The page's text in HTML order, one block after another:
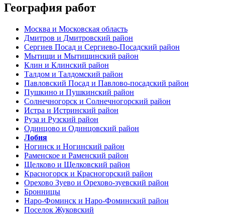
География работ
Москва и Московская область
Дмитров и Дмитровский район
Сергиев Посад и Сергиево-Посадский район
Мытищи и Мытищинский район
Клин и Клинский район
Талдом и Талдомский район
Павловский Посад и Павлово-посадский район
Пушкино и Пушкинский район
Солнечногорск и Солнечногорский район
Истра и Истринский район
Руза и Рузский район
Одинцово и Одинцовский район
Лобня
Ногинск и Ногинский район
Раменское и Раменский район
Щелково и Щелковский район
Красногорск и Красногорский район
Орехово Зуево и Орехово-зуевский район
Бронницы
Наро-Фоминск и Наро-Фоминский район
Поселок Жуковский